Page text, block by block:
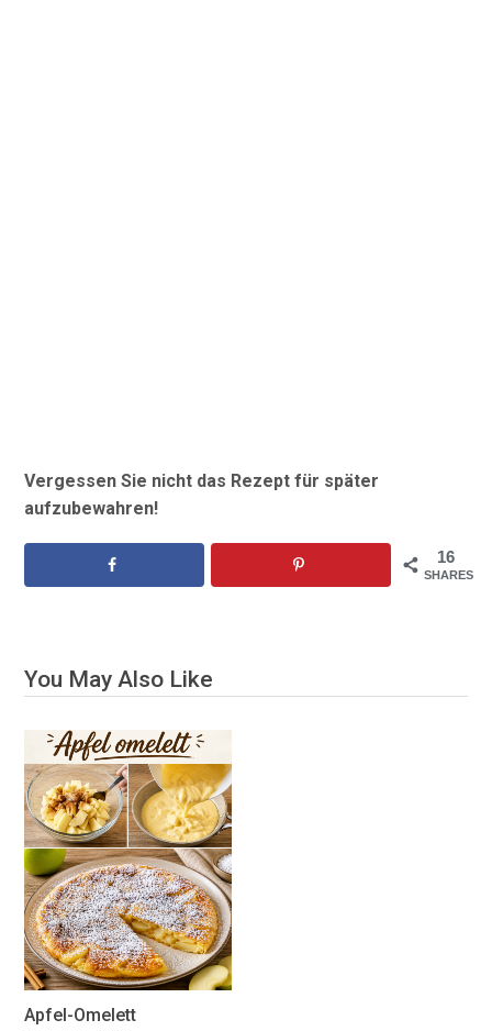
Vergessen Sie nicht das Rezept für später
aufzubewahren!
16
SHARES
You May Also Like
Apfel-Omelett